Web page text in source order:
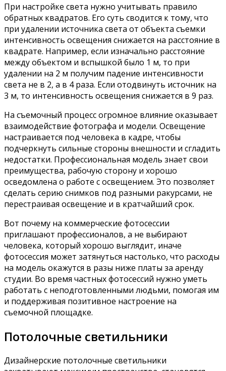
При настройке света нужно учитывать правило
обратных квадратов. Его суть сводится к тому, что
при удалении источника света от объекта съемки
интенсивность освещения снижается на расстояние в
квадрате. Например, если изначально расстояние
между объектом и вспышкой было 1 м, то при
удалении на 2 м получим падение интенсивности
света не в 2, а в 4 раза. Если отодвинуть источник на
3 м, то интенсивность освещения снижается в 9 раз.
На съемочный процесс огромное влияние оказывает
взаимодействие фотографа и модели. Освещение
настраивается под человека в кадре, чтобы
подчеркнуть сильные стороны внешности и сгладить
недостатки. Профессиональная модель знает свои
преимущества, рабочую сторону и хорошо
осведомлена о работе с освещением. Это позволяет
сделать серию снимков под разными ракурсами, не
перестраивая освещение и в кратчайший срок.
Вот почему на коммерческие фотосессии
приглашают профессионалов, а не выбирают
человека, который хорошо выглядит, иначе
фотосессия может затянуться настолько, что расходы
на модель окажутся в разы ниже платы за аренду
студии. Во время частных фотосессий нужно уметь
работать с неподготовленными людьми, помогая им
и поддерживая позитивное настроение на
съемочной площадке.
Потолочные светильники
Дизайнерские потолочные светильники